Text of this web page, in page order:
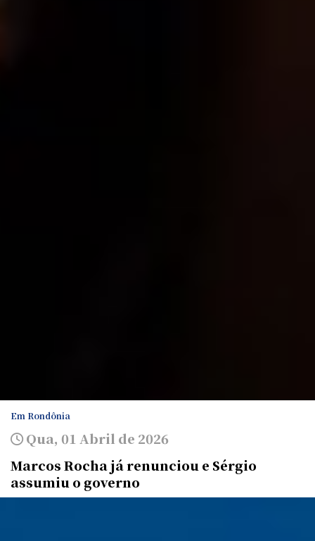
Em Rondônia
Qua, 01 Abril de 2026
Marcos Rocha já renunciou e Sérgio
assumiu o governo